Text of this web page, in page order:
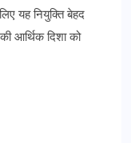
यह नियुक्ति बेहद
आर्थिक दिशा को